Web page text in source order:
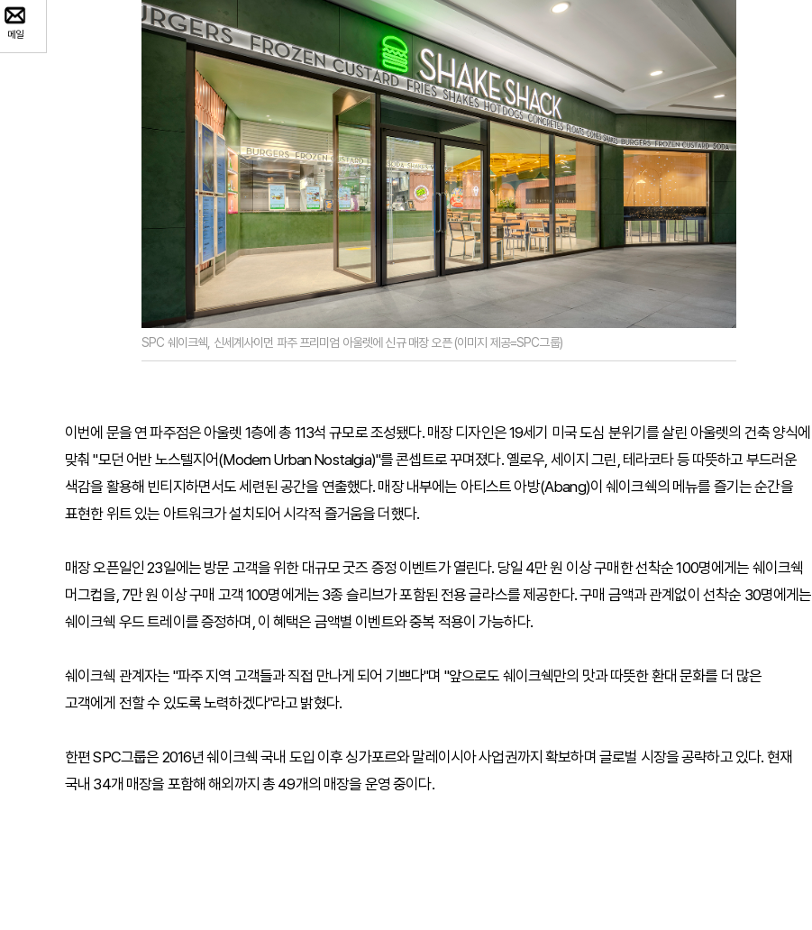
메일
SPC 쉐이크쉑, 신세계사이먼 파주 프리미엄 아울렛에 신규 매장 오픈 (이미지 제공=SPC그룹)
이번에 문을 연 파주점은 아울렛 1층에 총 113석 규모로 조성됐다. 매장 디자인은 19세기 미국 도심 분위기를 살린 아울렛의 건축 양식에
맞춰 "모던 어반 노스텔지어(Modern Urban Nostalgia)"를 콘셉트로 꾸며졌다. 옐로우, 세이지 그린, 테라코타 등 따뜻하고 부드러운
색감을 활용해 빈티지하면서도 세련된 공간을 연출했다. 매장 내부에는 아티스트 아방(Abang)이 쉐이크쉑의 메뉴를 즐기는 순간을
표현한 위트 있는 아트워크가 설치되어 시각적 즐거움을 더했다.
매장 오픈일인 23일에는 방문 고객을 위한 대규모 굿즈 증정 이벤트가 열린다. 당일 4만 원 이상 구매한 선착순 100명에게는 쉐이크쉑
머그컵을, 7만 원 이상 구매 고객 100명에게는 3종 슬리브가 포함된 전용 글라스를 제공한다. 구매 금액과 관계없이 선착순 30명에게는
쉐이크쉑 우드 트레이를 증정하며, 이 혜택은 금액별 이벤트와 중복 적용이 가능하다.
쉐이크쉑 관계자는 "파주 지역 고객들과 직접 만나게 되어 기쁘다"며 "앞으로도 쉐이크쉑만의 맛과 따뜻한 환대 문화를 더 많은
고객에게 전할 수 있도록 노력하겠다"라고 밝혔다.
한편 SPC그룹은 2016년 쉐이크쉑 국내 도입 이후 싱가포르와 말레이시아 사업권까지 확보하며 글로벌 시장을 공략하고 있다. 현재
국내 34개 매장을 포함해 해외까지 총 49개의 매장을 운영 중이다.